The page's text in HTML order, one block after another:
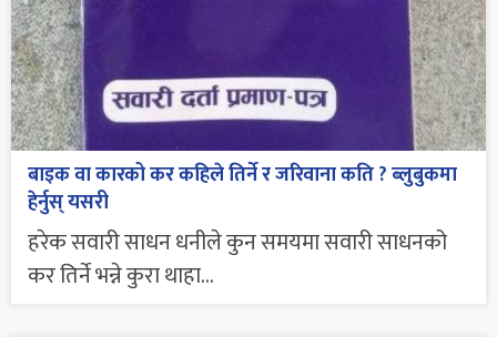
बाइक वा कारको कर कहिले तिर्ने र जरिवाना कति ? ब्लुबुकमा
हेर्नुस् यसरी
हरेक सवारी साधन धनीले कुन समयमा सवारी साधनको
कर तिर्ने भन्ने कुरा थाहा...